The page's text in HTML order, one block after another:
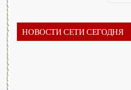
НОВОСТИ СЕТИ СЕГОДНЯ